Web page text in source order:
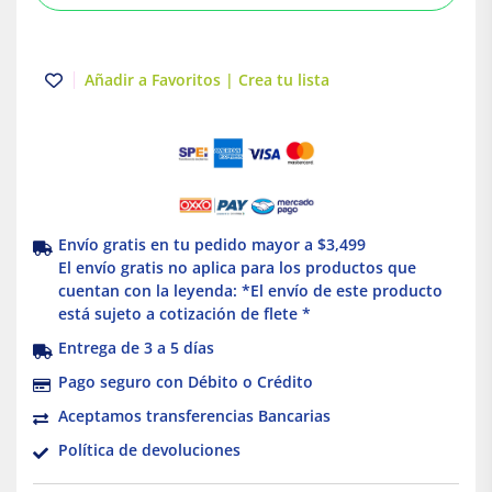
Amanco
Añadir a Favoritos | Crea tu lista
Envío gratis en tu pedido mayor a $3,499
El envío gratis no aplica para los productos que
cuentan con la leyenda: *El envío de este producto
está sujeto a cotización de flete *
Entrega de 3 a 5 días
Pago seguro con Débito o Crédito
Aceptamos transferencias Bancarias
Política de devoluciones